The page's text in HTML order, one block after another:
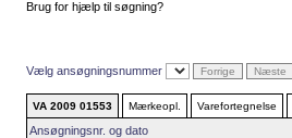
Brug for hjælp til søgning?
Vælg ansøgningsnummer
VA 2009 01553 Mærkeopl. Varefortegnelse
Ansøgningsnr. og dato